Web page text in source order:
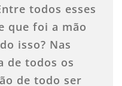
todos esses
que foi a mão
isso? Nas
de todos os
de todo ser